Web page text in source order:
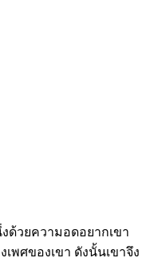
ด้วยความอดอยากเขา
พศของเขา ดังนั้นเขาจึง